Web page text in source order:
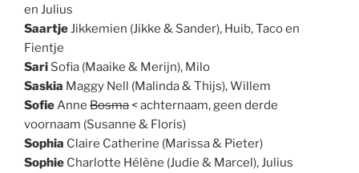
en Julius
SaartjeJikkemien (Jikke & Sander), Huib, Taco en
Fientje
Sari Sofia (Maaike & Merijn), Milo
Saskia Maggy Nell (Malinda & Thijs), Willem
SofieAnne Bosma< achternaam, geen derde
voornaam (Susanne & Floris)
Sophia Claire Catherine (Marissa & Pieter)
Sophie Charlotte Hélène (Judie & Marcel), Julius